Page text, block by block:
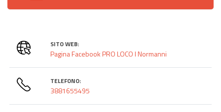
SITO WEB:
Pagina Facebook PRO LOCO I Normanni
TELEFONO:
3881655495